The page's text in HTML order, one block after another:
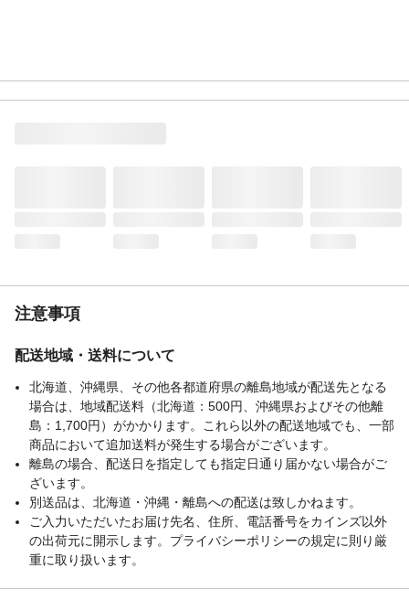
注意事項
配送地域・送料について
北海道、沖縄県、その他各都道府県の離島地域が配送先となる
場合は、地域配送料（北海道：500円、沖縄県およびその他離
島：1,700円）がかかります。これら以外の配送地域でも、一部
商品において追加送料が発生する場合がございます。
離島の場合、配送日を指定しても指定日通り届かない場合がご
ざいます。
別送品は、北海道・沖縄・離島への配送は致しかねます。
ご入力いただいたお届け先名、住所、電話番号をカインズ以外
の出荷元に開示します。プライバシーポリシーの規定に則り厳
重に取り扱います。